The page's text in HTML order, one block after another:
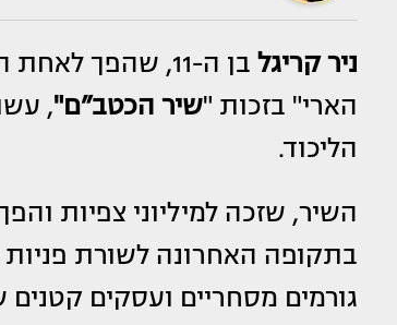
ניר קריגל
בן ה-11, שהפך
הארי" בזכות "שיר הכטב”ם",
הליכוד.
השיר, שזכה למיליוני צפיות
בתקופה האחרונה לשורת פניות
גורמים מסחריים ועסקים